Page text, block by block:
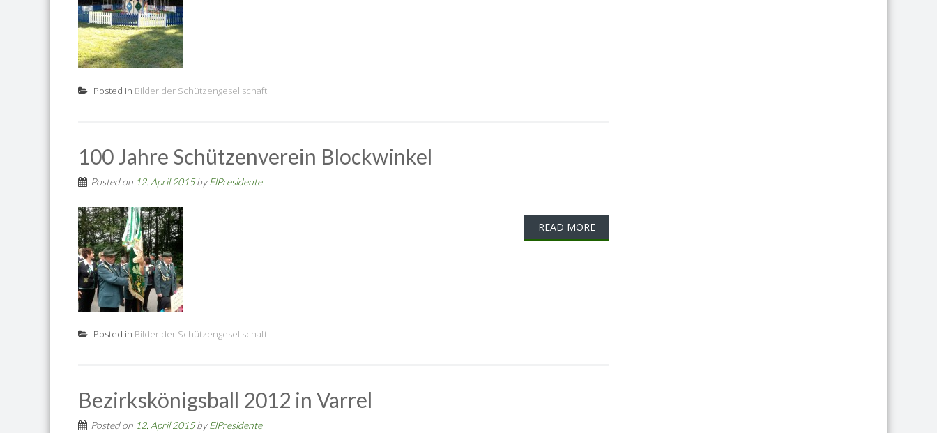
Posted in Bilder der Schützengesellschaft
100 Jahre Schützenverein Blockwinkel
Posted on 12. April 2015byElPresidente
READ MORE
Posted in Bilder der Schützengesellschaft
Bezirkskönigsball 2012 in Varrel
Posted on 12. April 2015byElPresidente